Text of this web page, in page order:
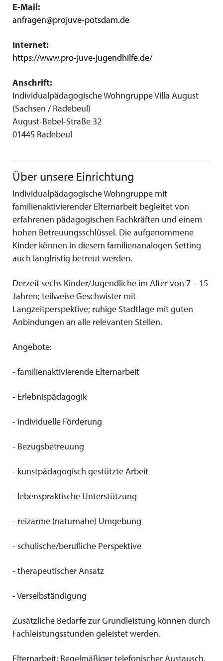
E-Mail:
anfragen@projuve-potsdam.de
Internet:
https://www.pro-juve-jugendhilfe.de/
Anschrift:
Individualpädagogische Wohngruppe Villa August
(Sachsen / Radebeul)
August-Bebel-Straße 32
01445 Radebeul
Über unsere Einrichtung
Individualpädagogische Wohngruppe mit
familienaktivierender Elternarbeit begleitet von
erfahrenen pädagogischen Fachkräften und einem
hohen Betreuungsschlüssel. Die aufgenommene
Kinder können in diesem familienanalogen Setting
auch langfristig betreut werden.
Derzeit sechs Kinder/Jugendliche im Alter von 7 – 15
Jahren; teilweise Geschwister mit
Langzeitperspektive; ruhige Stadtlage mit guten
Anbindungen an alle relevanten Stellen.
Angebote:
- familienaktivierende Elternarbeit
- Erlebnispädagogik
- individuelle Förderung
- Bezugsbetreuung
- kunstpädagogisch gestützte Arbeit
- lebenspraktische Unterstützung
- reizarme (naturnahe) Umgebung
- schulische/berufliche Perspektive
- therapeutischer Ansatz
- Verselbständigung
Zusätzliche Bedarfe zur Grundleistung können durch
Fachleistungsstunden geleistet werden.
Elternarbeit: Regelmäßiger telefonischer Austausch,